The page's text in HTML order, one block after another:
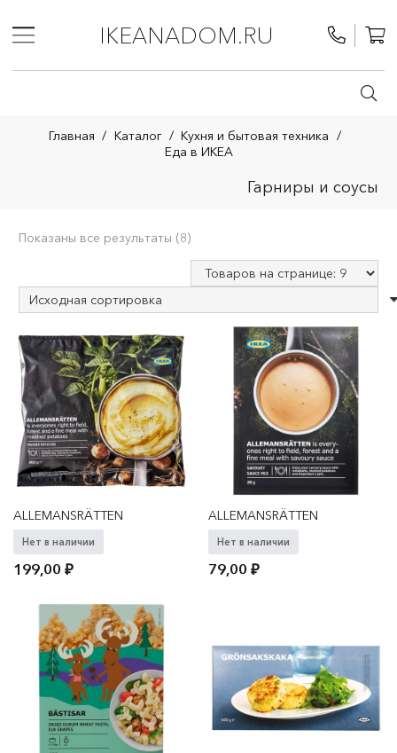
IKEANADOM.RU
Главная / Каталог / Кухня и бытовая техника /
Еда в ИКЕА
Гарниры и соусы
Показаны все результаты (8)
ALLEMANSRÄTTEN
Нет в наличии
199,00₽
ALLEMANSRÄTTEN
Нет в наличии
79,00₽